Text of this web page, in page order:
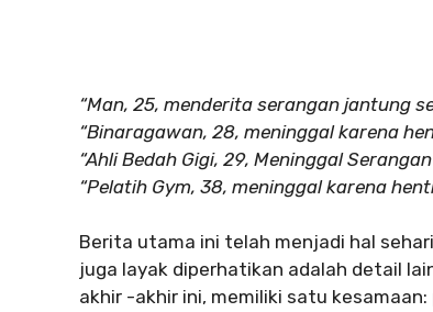
“Man, 25, menderita serangan jantung
“Binaragawan, 28, meninggal karena
“Ahli Bedah Gigi, 29, Meninggal
“Pelatih Gym, 38, meninggal karena
Berita utama ini telah menjadi hal
juga layak diperhatikan adalah detail
akhir -akhir ini, memiliki satu